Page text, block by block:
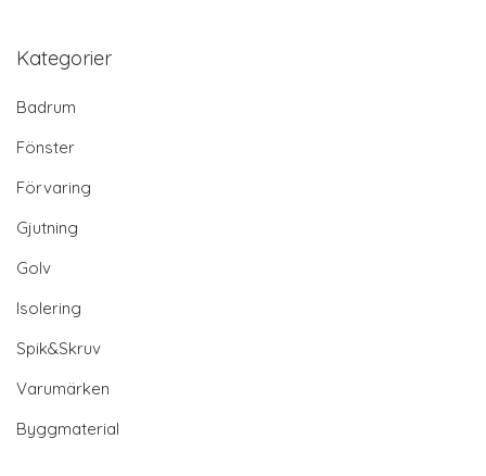
Kategorier
Badrum
Fönster
Förvaring
Gjutning
Golv
Isolering
Spik&Skruv
Varumärken
Byggmaterial